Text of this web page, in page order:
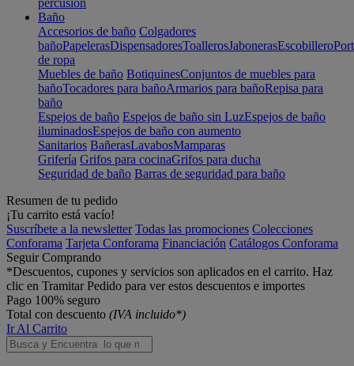
percusión
Baño
Accesorios de baño Colgadores
bañoPapelerasDispensadoresToallerosJabonerasEscobillero
de ropa
Muebles de baño BotiquinesConjuntos de muebles para
bañoTocadores para bañoArmarios para bañoRepisa para
baño
Espejos de baño Espejos de baño sin LuzEspejos de baño
iluminadosEspejos de baño con aumento
Sanitarios BañerasLavabosMamparas
Grifería Grifos para cocinaGrifos para ducha
Seguridad de baño Barras de seguridad para baño
Resumen de tu pedido
¡Tu carrito está vacío!
Suscríbete a la newsletter Todas las promociones Colecciones
Conforama Tarjeta Conforama Financiación Catálogos Conforama
Seguir Comprando
*Descuentos, cupones y servicios son aplicados en el carrito. Haz
clic en Tramitar Pedido para ver estos descuentos e importes
Pago 100% seguro
Total con descuento (IVA incluido*)
Ir Al Carrito